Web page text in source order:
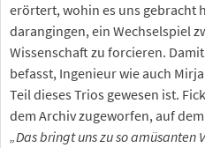
erörtert, wohin es uns gebracht
darangingen, ein Wechselspiel
Wissenschaft zu forcieren.
befasst, Ingenieur wie auch
Teil dieses Trios gewesen ist.
dem Archiv zugeworfen, auf
„Das bringt uns zu so amüsanten